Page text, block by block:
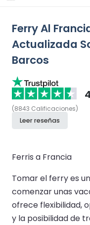
Ferry Al
Actualizada
Barcos
(8843 Calificaciones)
Leer reseñas
Ferris a Francia
Tomar el ferry es
comenzar unas
ofrece flexibilidad,
y la posibilidad de